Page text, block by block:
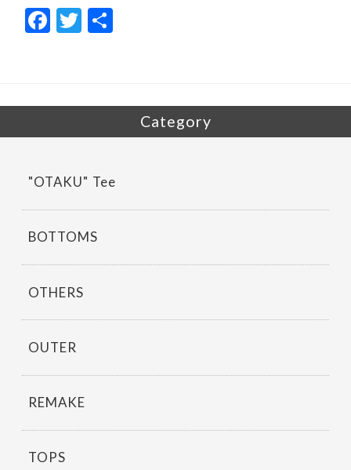
F
ac
o
k
T
w
Category
"OTAKU" Tee
BOTTOMS
OTHERS
OUTER
REMAKE
TOPS